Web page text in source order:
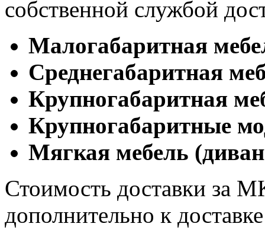
собственной службой
Малогабаритная
Cреднегабаритная
Крупногабаритная
Крупногабаритные
Мягкая мебель
Стоимость доставки за
дополнительно к